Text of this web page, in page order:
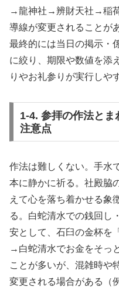
→龍神社→辨財天社→稲
導線が変更されることが
最終的には当日の掲示・
に絞り、期限や数値を添
りやお礼参りが実行しや
1-4. 参拝の作法とま
注意点
作法は難しくない。手水
本に静かに祈る。社殿脇
えて心を落ち着かせる象
る。白蛇清水での銭回し
安として、石臼の金杯を
→白蛇清水でお金をそっ
ことが多いが、混雑時や
変更される場合がある（